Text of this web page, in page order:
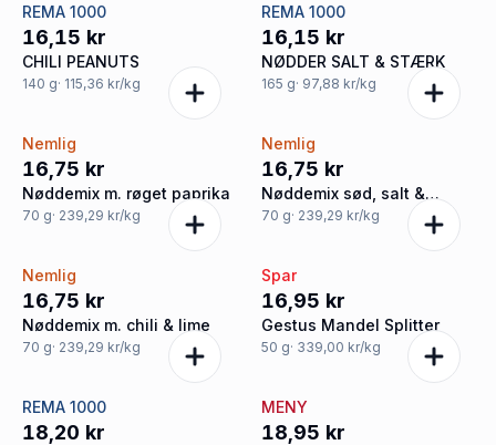
REMA 1000
16,15 kr
CHILI PEANUTS
140 g· 115,36 kr/kg
REMA 1000
16,15 kr
NØDDER SALT & STÆRK
165 g· 97,88 kr/kg
Nemlig
16,75 kr
Nøddemix m. røget paprika
70 g· 239,29 kr/kg
Nemlig
16,75 kr
Nøddemix sød, salt &
krydret
70 g· 239,29 kr/kg
Nemlig
16,75 kr
Nøddemix m. chili & lime
70 g· 239,29 kr/kg
Spar
16,95 kr
Gestus Mandel Splitter
50 g· 339,00 kr/kg
REMA 1000
18,20 kr
MENY
18,95 kr